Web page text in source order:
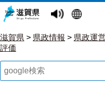
滋賀県 > 県政情報 > 県政運
評価